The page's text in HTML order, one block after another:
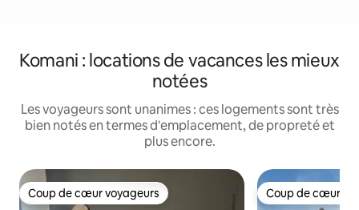
Komani : locations de vacances les mieux
notées
Les voyageurs sont unanimes : ces logements sont très
bien notés en termes d'emplacement, de propreté et
plus encore.
Coup de cœur voyageurs
Coup de cœur voyageurs Coup de cœur
Coup de cœur